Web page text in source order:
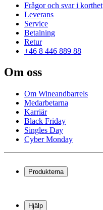
Frågor och svar i korthet
Leverans
Service
Betalning
Retur
+46 8 446 889 88
Om oss
Om Wineandbarrels
Medarbetarna
Karriär
Black Friday
Singles Day
Cyber Monday
Produkterna
Vinställ
Hjälp